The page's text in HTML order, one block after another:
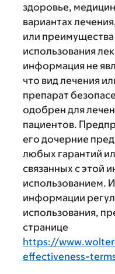
здоровье,
вариантах
или
использования
информация не
что вид лечения
препарат
одобрен для
пациентов.
его дочерние
любых гарантий
связанных с этой
использованием.
информации
использования,
странице
https://
effectiveness-